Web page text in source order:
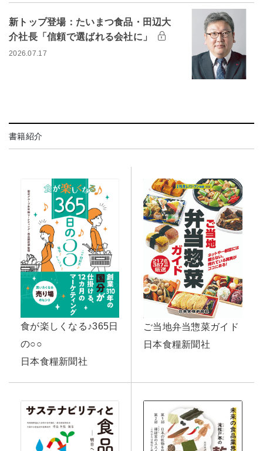
新トップ登場：たいまつ食品・田辺大
介社長「信頼で選ばれる会社に」
2026.07.17
書籍紹介
食が楽しくなる♪365日
の○○
日本食糧新聞社
ご当地弁当惣菜ガイド
日本食糧新聞社